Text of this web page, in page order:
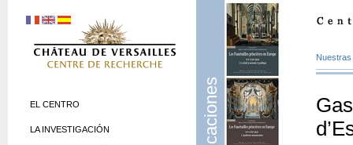
EL CENTRO
LA INVESTIGACIÓN